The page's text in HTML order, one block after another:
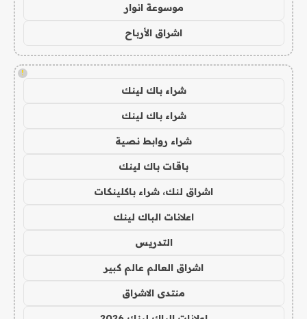
موسوعة انوار
اشراق الأرباح
!
شراء باك لينك
شراء باك لينك
شراء روابط نصية
باقات باك لينك
اشراق لنك، شراء باكلينكات
اعلانات الباك لينك
التدريس
اشراق العالم عالم كبير
منتدى الاشراق